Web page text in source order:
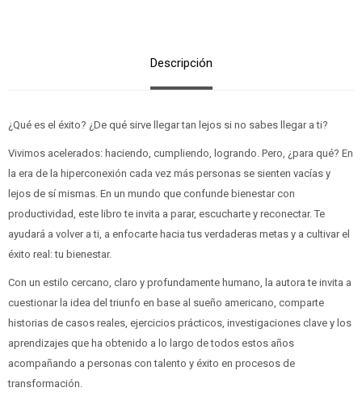
Descripción
¿Qué es el éxito? ¿De qué sirve llegar tan lejos si no sabes llegar a ti?
Vivimos acelerados: haciendo, cumpliendo, logrando. Pero, ¿para qué? En
la era de la hiperconexión cada vez más personas se sienten vacías y
lejos de sí mismas. En un mundo que confunde bienestar con
productividad, este libro te invita a parar, escucharte y reconectar. Te
ayudará a volver a ti, a enfocarte hacia tus verdaderas metas y a cultivar el
éxito real: tu bienestar.
Con un estilo cercano, claro y profundamente humano, la autora te invita a
cuestionar la idea del triunfo en base al sueño americano, comparte
historias de casos reales, ejercicios prácticos, investigaciones clave y los
aprendizajes que ha obtenido a lo largo de todos estos años
acompañando a personas con talento y éxito en procesos de
transformación.